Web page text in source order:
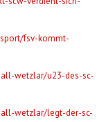
fsv-kommt-
wetzlar/u23-des-sc-
wetzlar/legt-der-sc-